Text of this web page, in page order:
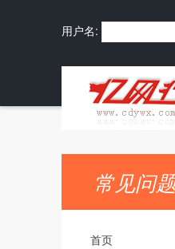
用户名:
常见问
首页